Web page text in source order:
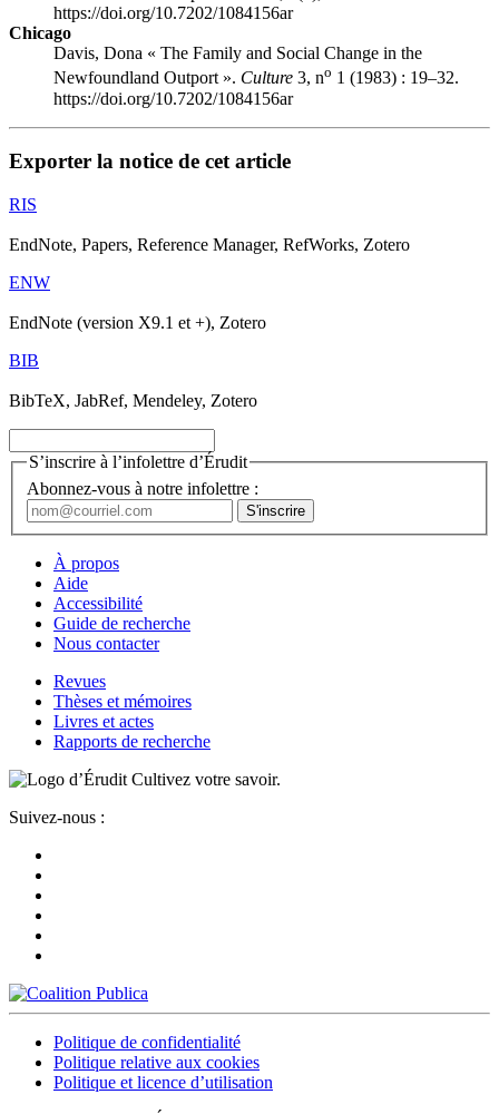
https://doi.org/10.7202/1084156ar
Chicago
Davis, Dona « The Family and Social Change in the
Newfoundland Outport ». Culture 3, no 1 (1983) : 19–32.
https://doi.org/10.7202/1084156ar
Exporter la notice de cet article
RIS
EndNote, Papers, Reference Manager, RefWorks, Zotero
ENW
EndNote (version X9.1 et +), Zotero
BIB
BibTeX, JabRef, Mendeley, Zotero
S’inscrire à l’infolettre d’Érudit
Abonnez-vous à notre infolettre :
À propos
Aide
Accessibilité
Guide de recherche
Nous contacter
Revues
Thèses et mémoires
Livres et actes
Rapports de recherche
Cultivez votre savoir.
Suivez-nous :
Politique de confidentialité
Politique relative aux cookies
Politique et licence d’utilisation